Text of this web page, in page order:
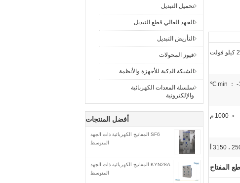
تحميل التبديل
الجهد العالي قطع التبديل
التأريض التبديل
فيوز المحولات
الشبكة الذكية للأجهزة والأنظمة
سلسلة المعدات الكهربائية
والإلكترونية
أفضل المنتجات
SF6 المفاتيح الكهربائية ذات الجهد
المتوسط
KYN28A المفاتيح الكهربائية ذات الجهد
المتوسط
＜ 1000 م
المفتاح